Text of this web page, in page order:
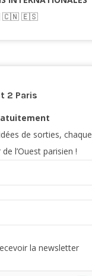
🇨🇳 🇪🇸​
2 Paris
de sorties, chaque
l’Ouest parisien !
la newsletter